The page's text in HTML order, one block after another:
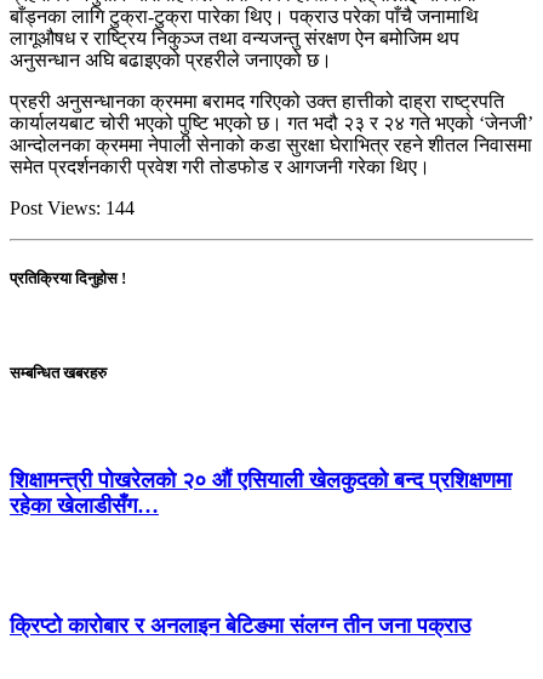
बाँड्नका लागि टुक्रा-टुक्रा पारेका थिए। पक्राउ परेका पाँचै जनामाथि
लागूऔषध र राष्ट्रिय निकुञ्ज तथा वन्यजन्तु संरक्षण ऐन बमोजिम थप
अनुसन्धान अघि बढाइएको प्रहरीले जनाएको छ।
प्रहरी अनुसन्धानका क्रममा बरामद गरिएको उक्त हात्तीको दाह्रा राष्ट्रपति
कार्यालयबाट चोरी भएको पुष्टि भएको छ। गत भदौ २३ र २४ गते भएको ‘जेनजी’
आन्दोलनका क्रममा नेपाली सेनाको कडा सुरक्षा घेराभित्र रहने शीतल निवासमा
समेत प्रदर्शनकारी प्रवेश गरी तोडफोड र आगजनी गरेका थिए।
Post Views: 144
प्रतिक्रिया दिनुहोस !
सम्बन्धित खबरहरु
शिक्षामन्त्री पोखरेलको २० औं एसियाली खेलकुदको बन्द प्रशिक्षणमा
रहेका खेलाडीसँग…
क्रिप्टो कारोबार र अनलाइन बेटिङमा संलग्न तीन जना पक्राउ